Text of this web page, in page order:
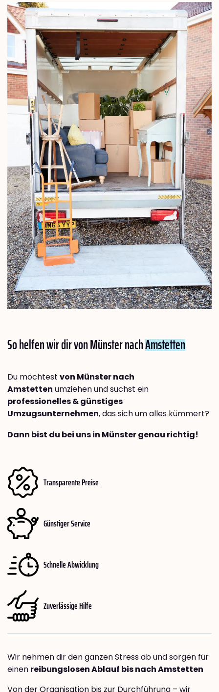
So helfen wir dir von Münster nachAmstetten
Du möchtest von Münster nach
Amstetten umziehen und suchst ein
professionelles & günstiges
Umzugsunternehmen, das sich um alles kümmert?
Dann bist du bei uns in Münster genau richtig!
Transparente Preise
Günstiger Service
Schnelle Abwicklung
Zuverlässige Hilfe
Wir nehmen dir den ganzen Stress ab und sorgen für
einen reibungslosen Ablauf bis nach Amstetten
Von der Organisation bis zur Durchführung – wir